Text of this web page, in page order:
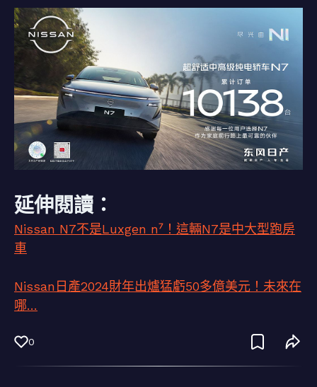
延伸閱讀：
Nissan N7不是Luxgen n⁷！這輛N7是中大型跑房
車
Nissan日產2024財年出爐猛虧50多億美元！未來在
哪…
0